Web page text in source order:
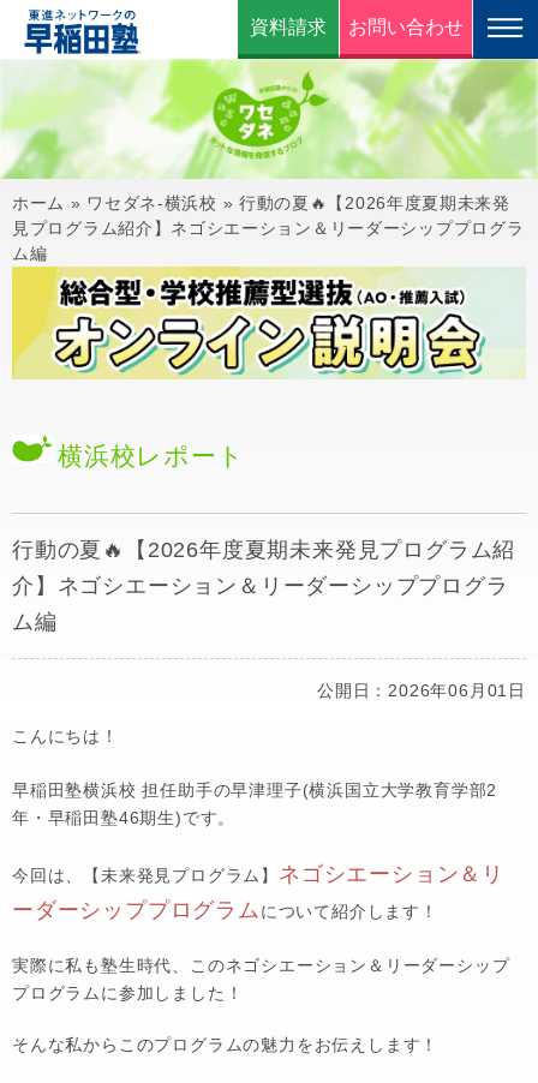
資料請求 お問い合わせ
ホーム » ワセダネ-横浜校 » 行動の夏🔥【2026年度夏期未来発
見プログラム紹介】ネゴシエーション＆リーダーシッププログラ
ム編
横浜校レポート
行動の夏🔥【2026年度夏期未来発見プログラム紹
介】ネゴシエーション＆リーダーシッププログラ
ム編
公開日：2026年06月01日
こんにちは！
早稲田塾横浜校 担任助手の早津理子(横浜国立大学教育学部2
年・早稲田塾46期生)です。
今回は、【未来発見プログラム】 ネゴシエーション＆リ
ーダーシッププログラム について紹介します！
実際に私も塾生時代、このネゴシエーション＆リーダーシップ
プログラムに参加しました！
そんな私からこのプログラムの魅力をお伝えします！